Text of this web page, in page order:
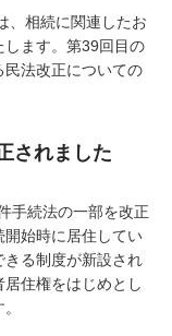
、相続に関連したお
ます。第39回目の
民法改正についての
されました
手続法の一部を改正
始時に居住してい
る制度が新設され
住権をはじめとし